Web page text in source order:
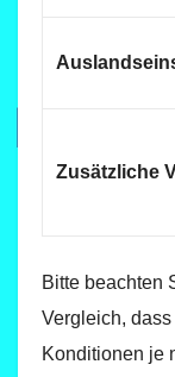
Zusätzliche
Bitte beachten
Vergleich,
Konditionen je